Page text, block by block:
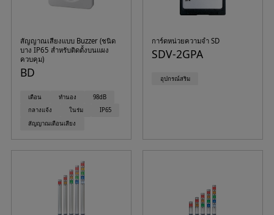
สัญญาณเสียงแบบ Buzzer (ชนิด
บาง IP65 สำหรับติดตั้งบนแผง
ควบคุม)
BD
เตือน ทำนอง
98dB
กลางแจ้ง
ในร่ม
IP65
สัญญาณเตือนเสียง
การ์ดหน่วยความจำ SD
SDV-2GPA
อุปกรณ์สริม